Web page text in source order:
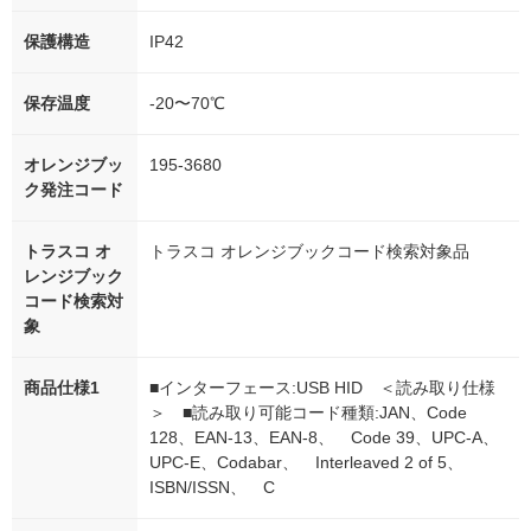
保護構造 IP42
保存温度 -20〜70℃
オレンジブッ
ク発注コード
195-3680
トラスコ オ
レンジブック
コード検索対
象
トラスコ オレンジブックコード検索対象品
商品仕様1
■インターフェース:USB HID ＜読み取り仕様
＞ ■読み取り可能コード種類:JAN、Code
128、EAN-13、EAN-8、 Code 39、UPC-A、
UPC-E、Codabar、 Interleaved 2 of 5、
ISBN/ISSN、 C